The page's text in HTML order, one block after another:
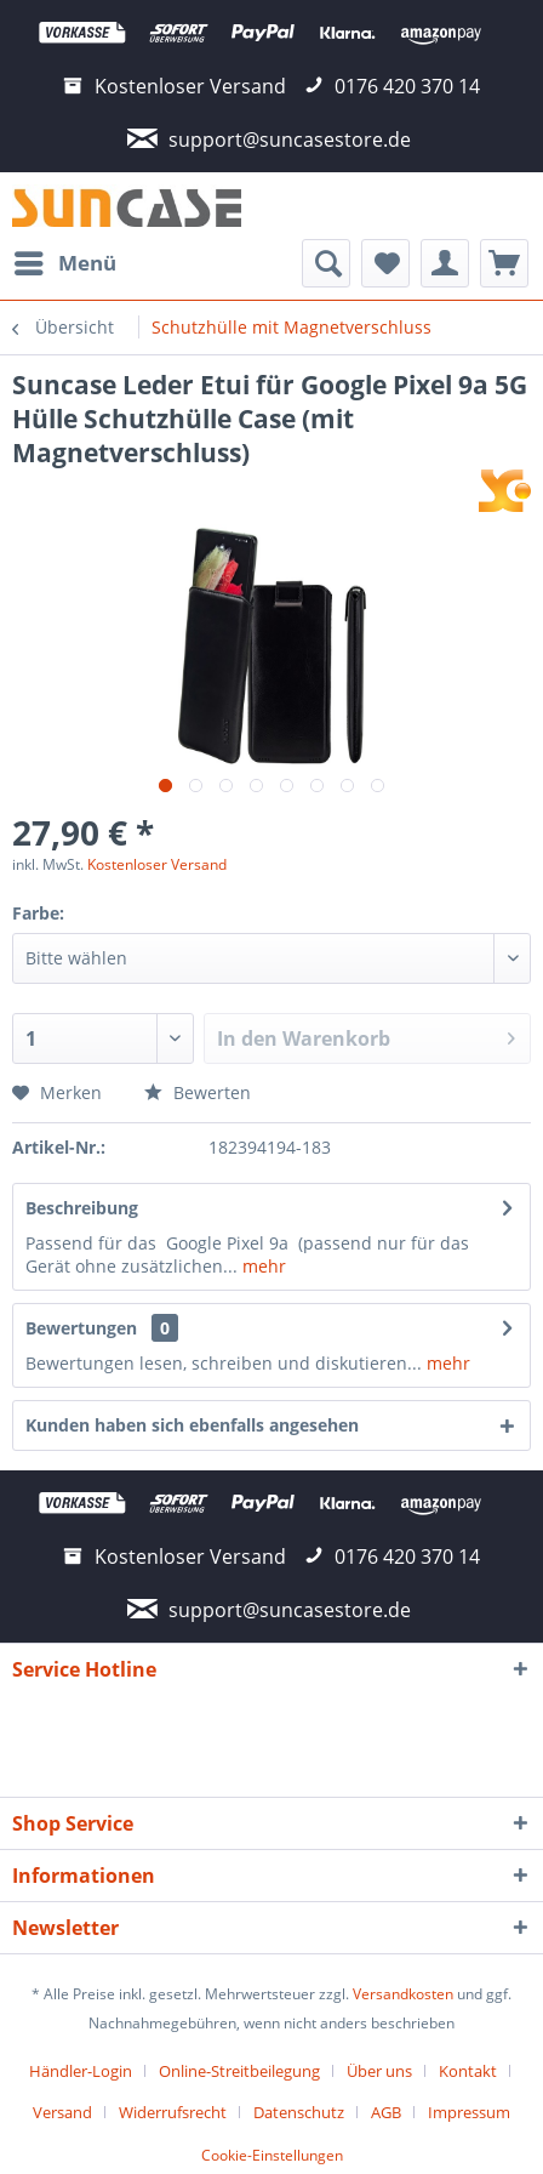
Kostenloser Versand
0176 420 370 14
support@suncasestore.de
Menü
Übersicht Schutzhülle mit Magnetverschluss
Suncase Leder Etui für Google Pixel 9a 5G
Hülle Schutzhülle Case (mit
Magnetverschluss)
27,90 € *
inkl. MwSt. Kostenloser Versand
Farbe:
In den Warenkorb
Merken Bewerten
Artikel-Nr.: 182394194-183
Beschreibung
Passend für das Google Pixel 9a (passend nur für das
Gerät ohne zusätzlichen... mehr
Bewertungen
0
Bewertungen lesen, schreiben und diskutieren... mehr
Kunden haben sich ebenfalls angesehen
Kostenloser Versand
0176 420 370 14
support@suncasestore.de
Service Hotline
Shop Service
Informationen
Newsletter
* Alle Preise inkl. gesetzl. Mehrwertsteuer zzgl.Versandkosten und ggf.
Nachnahmegebühren, wenn nicht anders beschrieben
Händler-Login Online-Streitbeilegung Über uns
Kontakt
Versand
Widerrufsrecht Datenschutz AGB Impressum
Cookie-Einstellungen